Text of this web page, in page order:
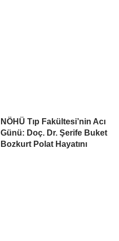
NÖHÜ Tıp Fakültesi’nin Acı
Günü: Doç. Dr. Şerife Buket
Bozkurt Polat Hayatını